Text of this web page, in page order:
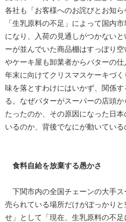
各社も「お客様へのお詫びとお知ら
「生乳原料の不足」によって国内
になり、入荷の見通しがつかない
ーが並んでいた商品棚はすっぽり
やケーキ屋も卸業者からバターの仕
年末に向けてクリスマスケーキづ
味を落とすわけにはいかず、関係
る。なぜバターがスーパーの店頭
たったのか、その原因になった日
いるのか、背後でなにが動いている
食料自給を放棄する愚かさ
下関市内の全国チェーンの大手ス
売られている場所だけがぽっかり
せ」として「現在、生乳原料の不